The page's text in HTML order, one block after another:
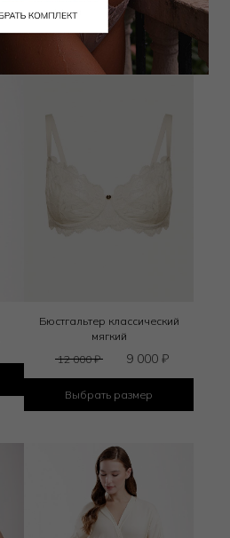
Выбрать размер
Бюстгальтер классический
мягкий
12 000₽ 9 000₽
Выбрать размер